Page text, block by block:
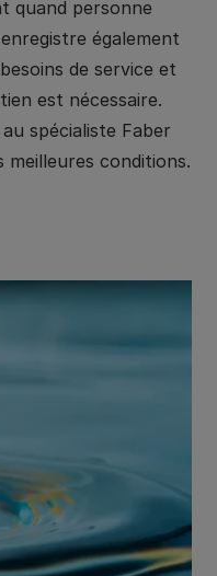
quand personne
également
de service et
est nécessaire.
spécialiste Faber
meilleures conditions.